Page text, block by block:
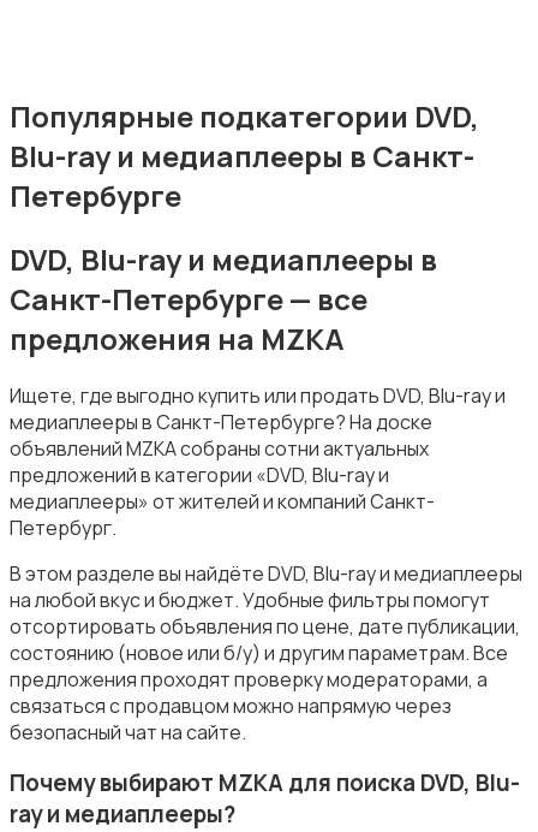
MP3-плееры и портативное аудио
Электронные книги
Спутниковое и цифровое ТВ
Аудиоусилители и ресиверы
Наушники
Популярные подкатегории DVD,
Blu-ray и медиаплееры в Санкт-
Петербурге
DVD, Blu-ray и медиаплееры в
Санкт-Петербурге — все
предложения на MZKA
Ищете, где выгодно купить или продать DVD, Blu-ray и
медиаплееры в Санкт-Петербурге? На доске
объявлений MZKA собраны сотни актуальных
предложений в категории «DVD, Blu-ray и
медиаплееры» от жителей и компаний Санкт-
Петербург.
В этом разделе вы найдёте DVD, Blu-ray и медиаплееры
на любой вкус и бюджет. Удобные фильтры помогут
отсортировать объявления по цене, дате публикации,
состоянию (новое или б/у) и другим параметрам. Все
предложения проходят проверку модераторами, а
связаться с продавцом можно напрямую через
безопасный чат на сайте.
Почему выбирают MZKA для поиска DVD, Blu-
ray и медиаплееры?